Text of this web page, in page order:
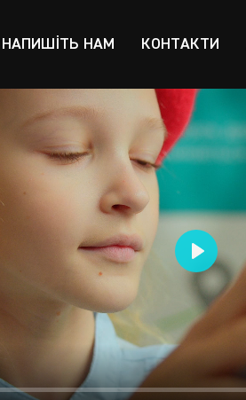
НАПИШІТЬ НАМ КОНТАКТИ
Play